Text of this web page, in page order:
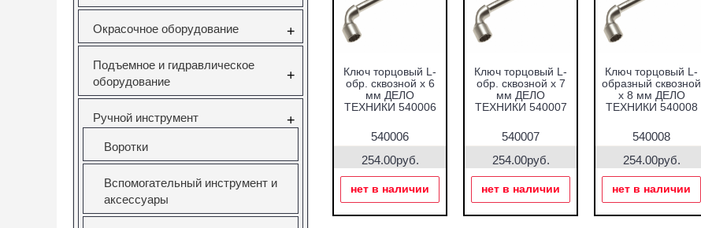
Окрасочное оборудование +
Подъемное и гидравлическое
оборудование
+
Ручной инструмент +
Воротки
Вспомогательный инструмент и
аксессуары
Ключ торцовый L-
обр. сквозной х 6
мм ДЕЛО
ТЕХНИКИ 540006
540006
254.00руб.
нет в наличии
Ключ торцовый L-
обр. сквозной х 7
мм ДЕЛО
ТЕХНИКИ 540007
540007
254.00руб.
нет в наличии
Ключ торцовый L-
образный сквозной
х 8 мм ДЕЛО
ТЕХНИКИ 540008
540008
254.00руб.
нет в наличии